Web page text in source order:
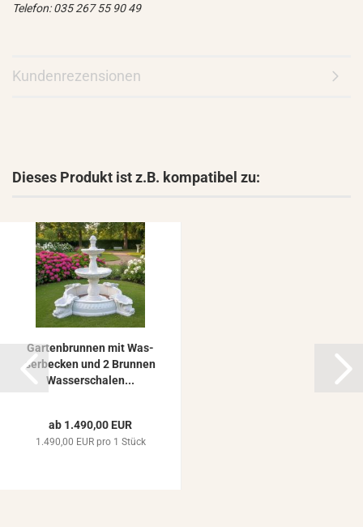
Telefon: 035 267 55 90 49
Kundenrezensionen
Dieses Produkt ist z.B. kompatibel zu:
Gar­ten­brun­nen mit Was­
ser­be­cken und 2 Brun­nen
Was­ser­scha­len...
ab 1.490,00 EUR
1.490,00 EUR pro 1 Stück